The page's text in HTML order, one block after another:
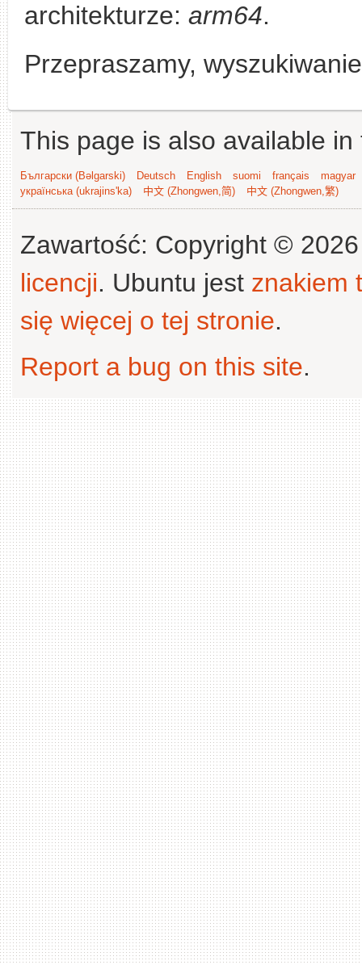
architekturze: arm64.
Przepraszamy,
This page is also available
Български (Bəlgarski) Deutsch English suomi français
magyar
українська (ukrajins'ka)
中文 (Zhongwen,简) 中文 (Zhongwen,繁)
Zawartość: Copyright ©
licencji. Ubuntu jest znakiem
się więcej o tej stronie.
Report a bug on this site.